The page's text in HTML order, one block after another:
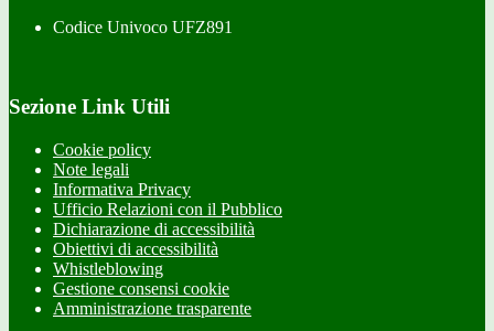
Codice Univoco UFZ891
Sezione Link Utili
Cookie policy
Note legali
Informativa Privacy
Ufficio Relazioni con il Pubblico
Dichiarazione di accessibilità
Obiettivi di accessibilità
Whistleblowing
Gestione consensi cookie
Amministrazione trasparente